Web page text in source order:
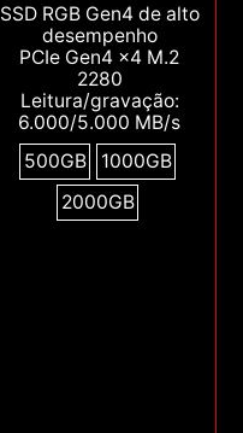
SSD RGB Gen4 de alto
desempenho
PCIe Gen4 x4 M.2
2280
Leitura/gravação:
6.000/5.000 MB/s
500GB
1000GB
2000GB